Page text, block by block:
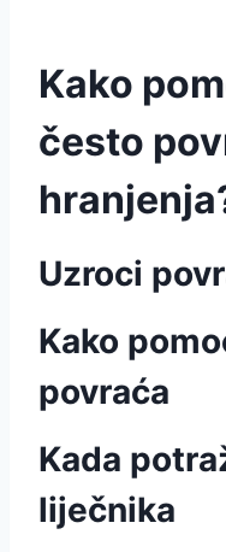
Kako
često
Uzroci
Kako
povraća
Kada
liječnika